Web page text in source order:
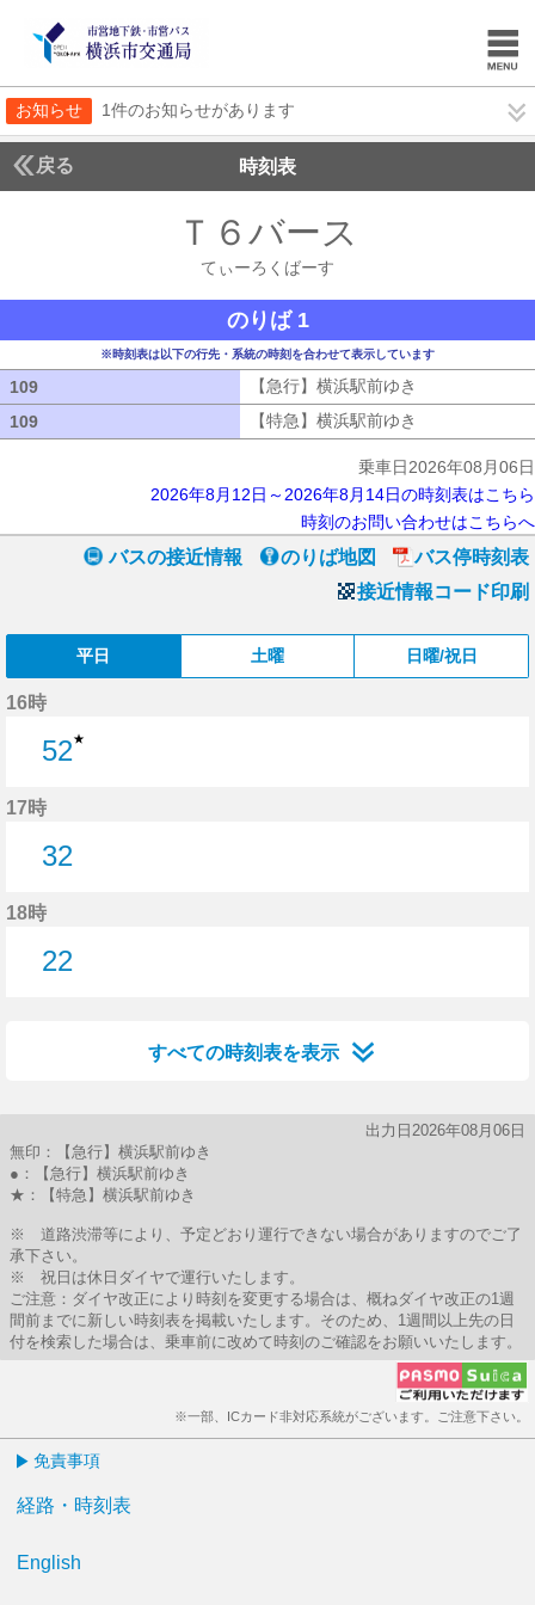
お知らせ 1件のお知らせがあります
戻る 時刻表
Ｔ６バース
てぃーろくばーす
のりば 1
※時刻表は以下の行先・系統の時刻を合わせて表示しています
109 【急行】横浜駅前ゆき
109
【特急】横浜駅前ゆき
乗車日2026年08月06日
2026年8月12日～2026年8月14日の時刻表はこちら
時刻のお問い合わせはこちらへ
バスの接近情報 のりば地図
バス停時刻表
接近情報コード印刷
平日 土曜 日曜/祝日
16時
52★
17時
32
18時
22
すべての時刻表を表示
出力日2026年08月06日
無印：【急行】横浜駅前ゆき
●：【急行】横浜駅前ゆき
★：【特急】横浜駅前ゆき
※ 道路渋滞等により、予定どおり運行できない場合がありますのでご了
承下さい。
※ 祝日は休日ダイヤで運行いたします。
ご注意：ダイヤ改正により時刻を変更する場合は、概ねダイヤ改正の1週
間前までに新しい時刻表を掲載いたします。そのため、1週間以上先の日
付を検索した場合は、乗車前に改めて時刻のご確認をお願いいたします。
※一部、ICカード非対応系統がございます。ご注意下さい。
免責事項
経路・時刻表
English